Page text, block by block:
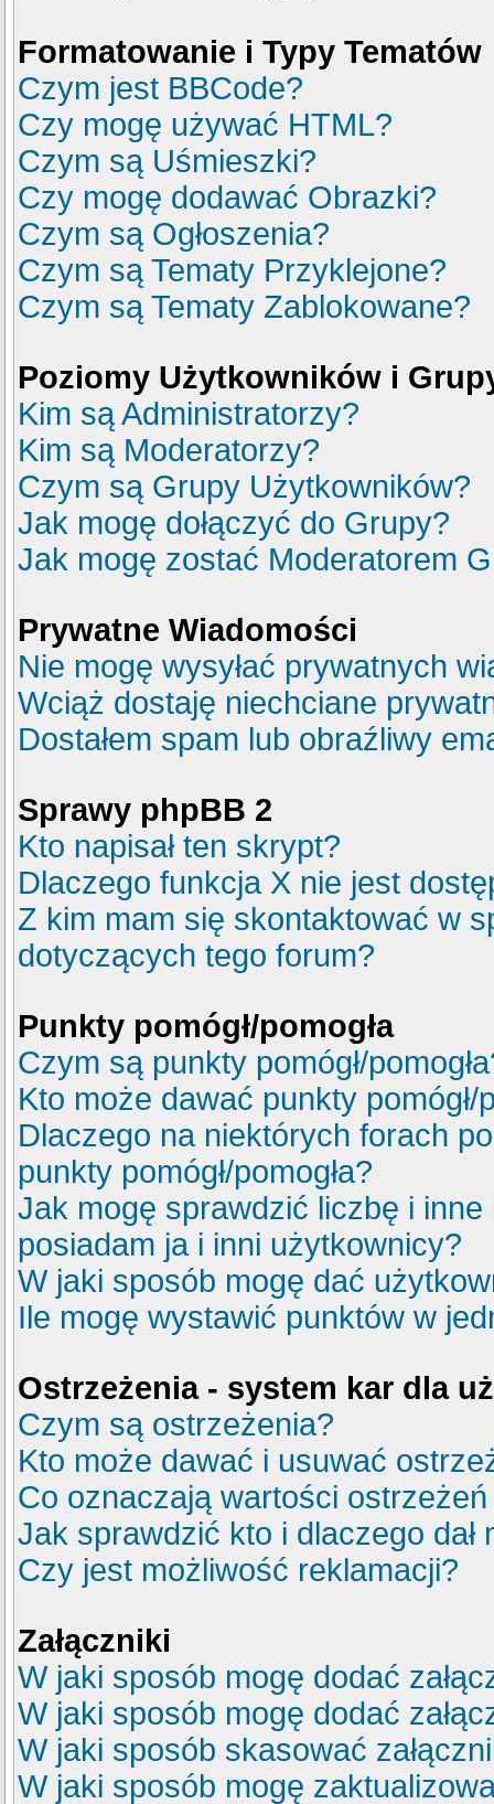
Formatowanie i Typy Tematów
Czym jest BBCode?
Czy mogę używać HTML?
Czym są Uśmieszki?
Czy mogę dodawać Obrazki?
Czym są Ogłoszenia?
Czym są Tematy Przyklejone?
Czym są Tematy Zablokowane?
Poziomy Użytkowników i
Kim są Administratorzy?
Kim są Moderatorzy?
Czym są Grupy Użytkowników?
Jak mogę dołączyć do Grupy?
Jak mogę zostać Moderatorem
Prywatne Wiadomości
Nie mogę wysyłać prywatnych
Wciąż dostaję niechciane
Dostałem spam lub obraźliwy
Sprawy phpBB 2
Kto napisał ten skrypt?
Dlaczego funkcja X nie jest
Z kim mam się skontaktować w
dotyczących tego forum?
Punkty pomógł/pomogła
Czym są punkty pomógł/
Kto może dawać punkty pomógł/
Dlaczego na niektórych forach
punkty pomógł/pomogła?
Jak mogę sprawdzić liczbę i
posiadam ja i inni użytkownicy?
W jaki sposób mogę dać
Ile mogę wystawić punktów w
Ostrzeżenia - system kar dla
Czym są ostrzeżenia?
Kto może dawać i usuwać
Co oznaczają wartości
Jak sprawdzić kto i dlaczego dał
Czy jest możliwość reklamacji?
Załączniki
W jaki sposób mogę dodać
W jaki sposób mogę dodać
W jaki sposób skasować
W jaki sposób mogę